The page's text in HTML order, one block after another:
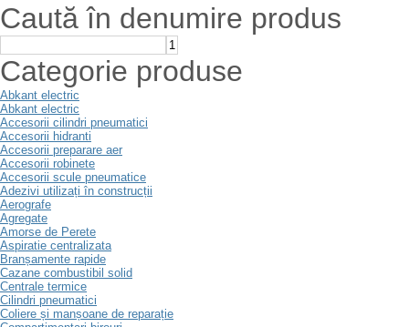
Caută în denumire produs
Categorie produse
Abkant electric
Abkant electric
Accesorii cilindri pneumatici
Accesorii hidranti
Accesorii preparare aer
Accesorii robinete
Accesorii scule pneumatice
Adezivi utilizați în construcții
Aerografe
Agregate
Amorse de Perete
Aspiratie centralizata
Branșamente rapide
Cazane combustibil solid
Centrale termice
Cilindri pneumatici
Coliere și manșoane de reparație